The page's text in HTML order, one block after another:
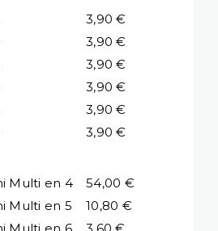
3,90 €
3,90 €
3,90 €
3,90 €
3,90 €
3,90 €
Multi en 4
54,00 €
Multi en 5
10,80 €